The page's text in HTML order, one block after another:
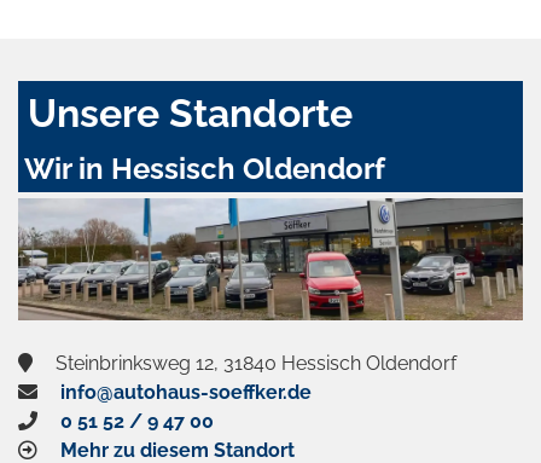
Unsere Standorte
Wir in Hessisch Oldendorf
Steinbrinksweg 12, 31840 Hessisch Oldendorf
info@autohaus-soeffker.de
0 51 52 / 9 47 00
Mehr zu diesem Standort